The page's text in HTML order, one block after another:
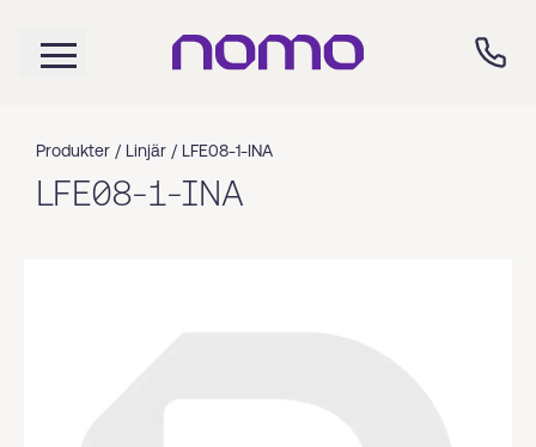
Produkter / Linjär / LFE08-1-INA
LFE08-1-INA